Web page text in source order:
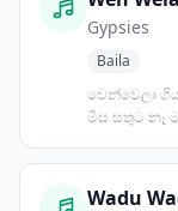
Gypsies
Baila
වෙන්වෙලා
මිස සතුට නෑ
Wadu